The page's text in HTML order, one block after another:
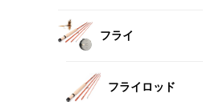
フライ
フライロッド